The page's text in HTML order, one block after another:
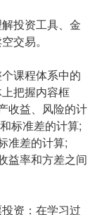
投资工具、金
交易。
课程体系中的
把握内容框
收益、风险的计
标准差的计算;
准差的计算;
益率和方差之间
资：在学习过